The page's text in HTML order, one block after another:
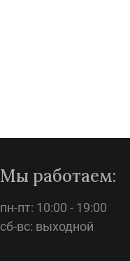
Мы работаем:
пн-пт: 10:00 - 19:00
сб-вс: выходной